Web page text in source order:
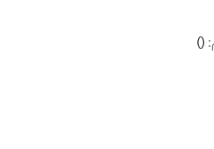
(
)